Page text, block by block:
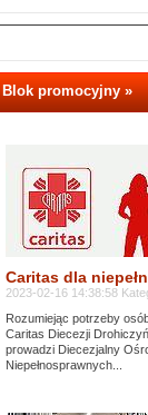
Blok promocyjny »
Caritas dla
2023-02-16 14:38:58
Rozumiejąc potrzeby
Caritas Diecezji
prowadzi Diecezjalny
Niepełnosprawnych...